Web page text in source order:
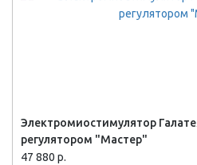
Электромиостимулятор
регулятором "Мастер"
47 880 р.